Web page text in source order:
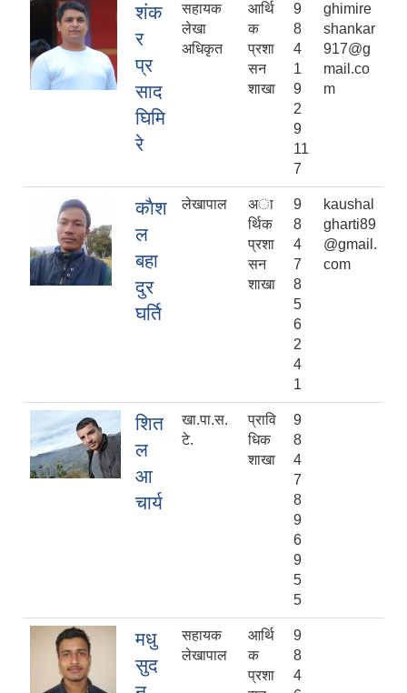
शंक
र
प्र
साद
घिमि
रे
सहायक
लेखा
अधिकृत
आर्थि
क
प्रशा
सन
शाखा
9
8
4
1
9
2
9
11
7
ghimire
shankar
917@g
mail.co
m
काैश
ल
बहा
दुर
घर्ति
लेखापाल
अा
र्थिक
प्रशा
सन
शाखा
9
8
4
7
8
5
6
2
4
1
kaushal
gharti89
@gmail.
com
शित
ल
आ
चार्य
खा.पा.स.
टे.
प्रावि
धिक
शाखा
9
8
4
7
8
9
6
9
5
5
मधु
सुद
सहायक
लेखापाल
आर्थि
क
प्रशा
9
8
4